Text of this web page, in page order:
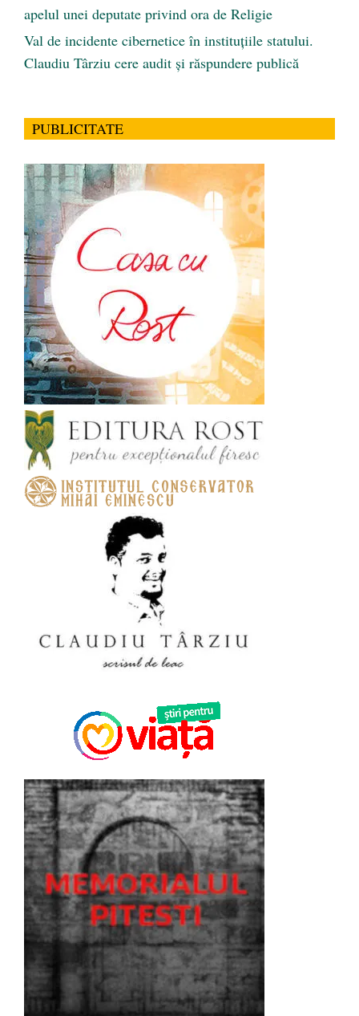
apelul unei deputate privind ora de Religie
Val de incidente cibernetice în instituțiile statului.
Claudiu Târziu cere audit și răspundere publică
PUBLICITATE